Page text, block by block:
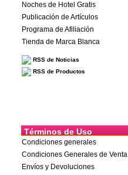
Noches de Hotel Gratis
Publicación de Artículos
Programa de Afiliación
Tienda de Marca Blanca
RSS de Noticias
RSS de Productos
Términos de Uso
Condiciones generales
Condiciones Generales de Venta
Envíos y Devoluciones